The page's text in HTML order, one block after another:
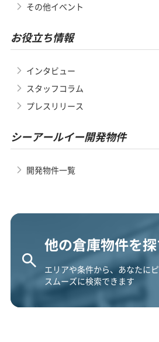
その他イベント
お役立ち情報
インタビュー
スタッフコラム
プレスリリース
シーアールイー開発物件
開発物件一覧
他の倉庫物件を
エリアや条件から、あなたに
スムーズに検索できます